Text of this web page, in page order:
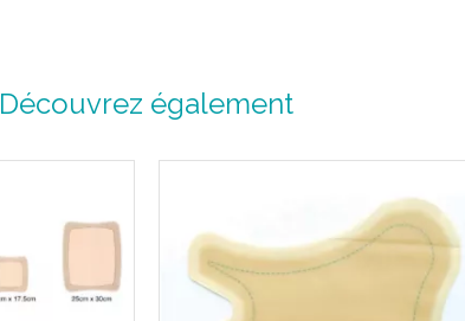
Le pansement AQUACELMD Extra
plus absorbant que le pansement
Absorbe et retient les exsudats
Crée un gel doux, humide et
Maintient un milieu humide optimal.
Favorise la détersion autolytique.
Découvrez également